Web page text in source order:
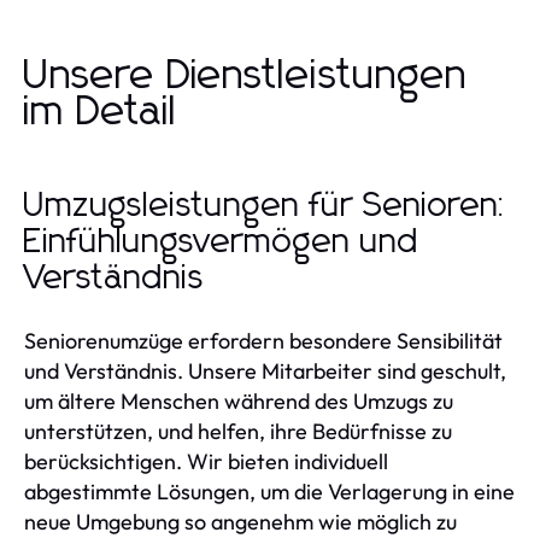
Unsere Dienstleistungen
im Detail
Umzugsleistungen für Senioren:
Einfühlungsvermögen und
Verständnis
Seniorenumzüge erfordern besondere Sensibilität
und Verständnis. Unsere Mitarbeiter sind geschult,
um ältere Menschen während des Umzugs zu
unterstützen, und helfen, ihre Bedürfnisse zu
berücksichtigen. Wir bieten individuell
abgestimmte Lösungen, um die Verlagerung in eine
neue Umgebung so angenehm wie möglich zu